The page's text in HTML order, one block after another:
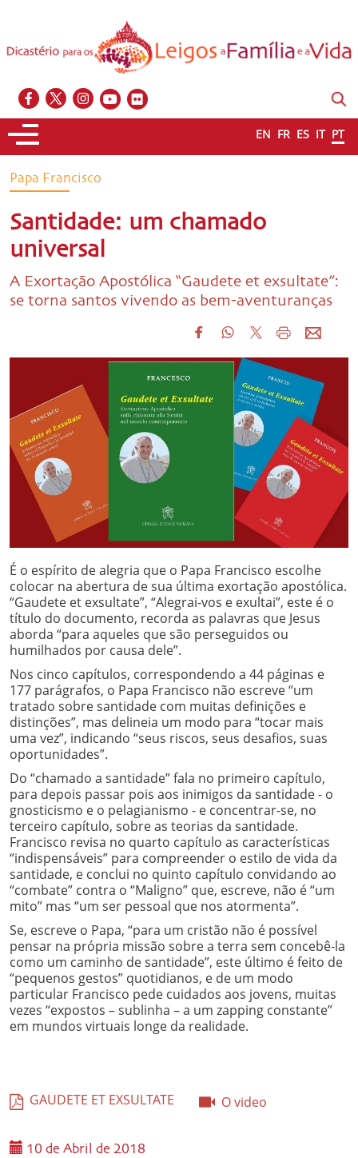
EN FR ES IT PT
Papa Francisco
Santidade: um chamado
universal
A Exortação Apostólica “Gaudete et exsultate”:
se torna santos vivendo as bem-aventuranças
É o espírito de alegria que o Papa Francisco escolhe
colocar na abertura de sua última exortação apostólica.
“Gaudete et exsultate”, “Alegrai-vos e exultai”, este é o
título do documento, recorda as palavras que Jesus
aborda “para aqueles que são perseguidos ou
humilhados por causa dele”.
Nos cinco capítulos, correspondendo a 44 páginas e
177 parágrafos, o Papa Francisco não escreve “um
tratado sobre santidade com muitas definições e
distinções”, mas delineia um modo para “tocar mais
uma vez”, indicando “seus riscos, seus desafios, suas
oportunidades”.
Do “chamado a santidade”fala no primeiro capítulo,
para depois passar pois aos inimigos da santidade - o
gnosticismo e o pelagianismo - e concentrar-se, no
terceiro capítulo, sobre as teorias da santidade.
Francisco revisa no quarto capítulo as características
“indispensáveis” para compreender o estilo de vida da
santidade, e conclui no quinto capítulo convidando ao
“combate” contra o “Maligno” que, escreve, não é “um
mito” mas “um ser pessoal que nos atormenta”.
Se, escreve o Papa, “para um cristão não é possível
pensar na própria missão sobre a terra sem concebê-la
como um caminho de santidade”, este último é feito de
“pequenos gestos” quotidianos, e de um modo
particular Francisco pede cuidados aos jovens, muitas
vezes “expostos – sublinha –a um zapping constante”
em mundos virtuais longe da realidade.
GAUDETE ET EXSULTATE O video
10 de Abril de 2018